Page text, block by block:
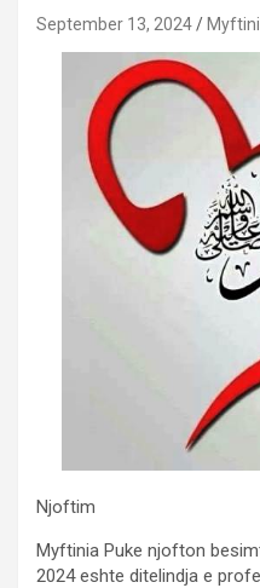
September 13, 2024
Njoftim
Myftinia Puke njofton
2024 eshte ditelindja e